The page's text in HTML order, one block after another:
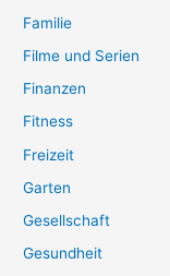
Familie
Filme und Serien
Finanzen
Fitness
Freizeit
Garten
Gesellschaft
Gesundheit